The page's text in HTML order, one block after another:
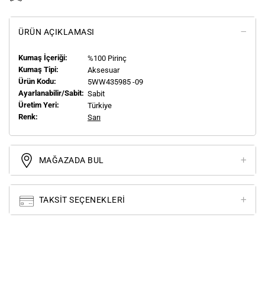
ÜRÜN AÇIKLAMASI
Kumaş İçeriği:
%100 Pirinç
Kumaş Tipi:
Aksesuar
Ürün Kodu:
5WW435985 -09
Ayarlanabilir/Sabit: Sabit
Üretim Yeri:
Türkiye
Renk:
Sarı
MAĞAZADA BUL
TAKSIT SEÇENEKLERI